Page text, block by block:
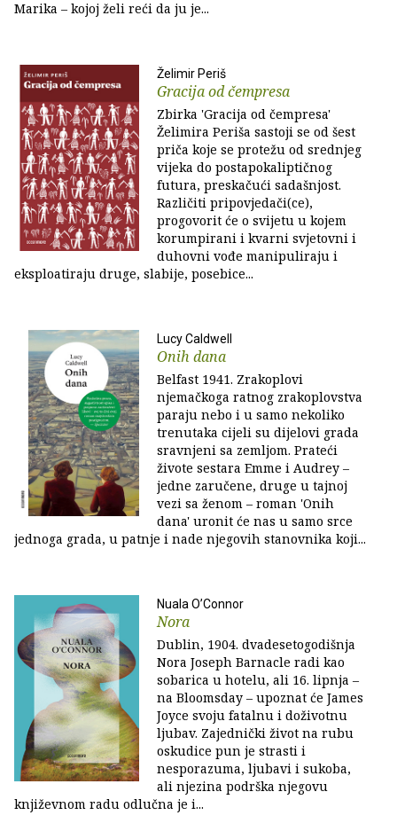
Marika – kojoj želi reći da ju je...
Želimir Periš
Gracija od čempresa
Zbirka 'Gracija od čempresa'
Želimira Periša sastoji se od šest
priča koje se protežu od srednjeg
vijeka do postapokaliptičnog
futura, preskačući sadašnjost.
Različiti pripovjedači(ce),
progovorit će o svijetu u kojem
korumpirani i kvarni svjetovni i
duhovni vođe manipuliraju i
eksploatiraju druge, slabije, posebice...
Lucy Caldwell
Onih dana
Belfast 1941. Zrakoplovi
njemačkoga ratnog zrakoplovstva
paraju nebo i u samo nekoliko
trenutaka cijeli su dijelovi grada
sravnjeni sa zemljom. Prateći
živote sestara Emme i Audrey –
jedne zaručene, druge u tajnoj
vezi sa ženom – roman 'Onih
dana' uronit će nas u samo srce
jednoga grada, u patnje i nade njegovih stanovnika koji...
Nuala O’Connor
Nora
Dublin, 1904. dvadesetogodišnja
Nora Joseph Barnacle radi kao
sobarica u hotelu, ali 16. lipnja –
na Bloomsday – upoznat će James
Joyce svoju fatalnu i doživotnu
ljubav. Zajednički život na rubu
oskudice pun je strasti i
nesporazuma, ljubavi i sukoba,
ali njezina podrška njegovu
književnom radu odlučna je i...